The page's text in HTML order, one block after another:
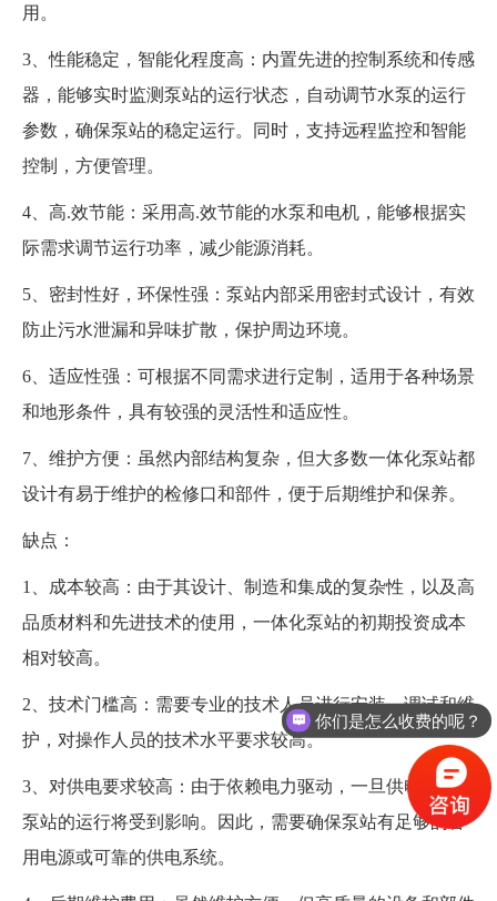
用。
3、性能稳定，智能化程度高：内置先进的控制系统和传感
器，能够实时监测泵站的运行状态，自动调节水泵的运行
参数，确保泵站的稳定运行。同时，支持远程监控和智能
控制，方便管理。
4、高.效节能：采用高.效节能的水泵和电机，能够根据实
际需求调节运行功率，减少能源消耗。
5、密封性好，环保性强：泵站内部采用密封式设计，有效
防止污水泄漏和异味扩散，保护周边环境。
6、适应性强：可根据不同需求进行定制，适用于各种场景
和地形条件，具有较强的灵活性和适应性。
7、维护方便：虽然内部结构复杂，但大多数一体化泵站都
设计有易于维护的检修口和部件，便于后期维护和保养。
缺点：
1、成本较高：由于其设计、制造和集成的复杂性，以及高
品质材料和先进技术的使用，一体化泵站的初期投资成本
相对较高。
2、技术门槛高：需要专业的技术人员进行安装、调试和维
护，对操作人员的技术水平要求较高。
3、对供电要求较高：由于依赖电力驱动，一旦供电中断，
泵站的运行将受到影响。因此，需要确保泵站有足够的备
用电源或可靠的供电系统。
你们是怎么收费的呢？